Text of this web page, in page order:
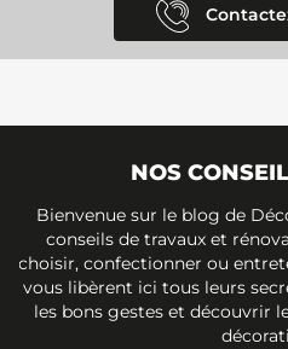
NOS
Bienvenue sur le blog de
conseils de travaux et
choisir, confectionner ou
vous libèrent ici tous leurs
les bons gestes et découvrir